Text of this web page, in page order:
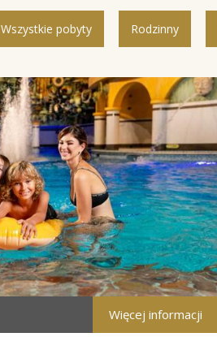
Wszystkie pobyty Rodzinny
Więcej informacji